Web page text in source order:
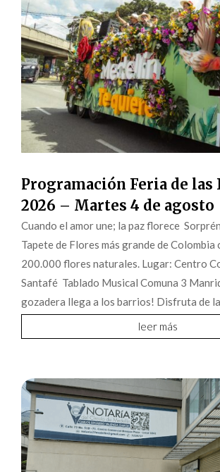
Programación Feria de las
2026 – Martes 4 de agosto
Cuando el amor une; la paz florece
Tapete de Flores más grande de Colombia
200.000 flores naturales. Lugar: Centro
Santafé Tablado Musical Comuna 3
gozadera llega a los barrios! Disfruta de
leer más